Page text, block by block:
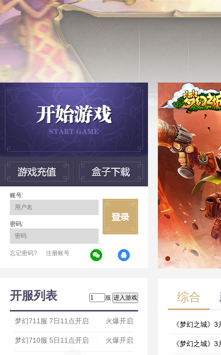
账号:
密码:
忘记密码? 注册账号
开服列表 服
火爆开启
梦幻711服 7日11点开启
火爆开启
梦幻710服 5日11点开启
综合
《梦幻之城》
03-24
《梦幻之城》